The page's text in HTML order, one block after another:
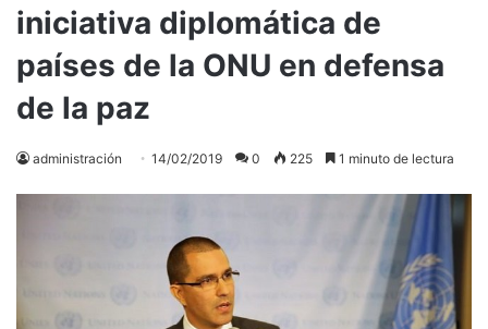
iniciativa diplomática de
países de la ONU en defensa
de la paz
administración 14/02/2019 0 225 1 minuto de lectura